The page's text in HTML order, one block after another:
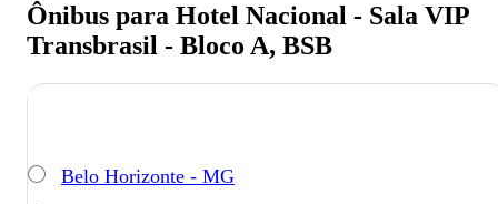
Ônibus para Hotel Nacional - Sala VIP
Transbrasil - Bloco A, BSB
Belo Horizonte - MG